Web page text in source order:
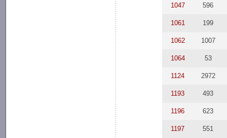
1047 596
1061 199
1062 1007
1064 53
1124 2972
1193 493
1196 623
1197 551